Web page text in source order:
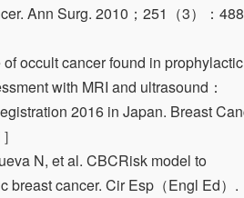
Ann Surg. 2010；251（3）：
occult cancer found in prophylactic
with MRI and ultrasound：
2016 in Japan. Breast
N, et al. CBCRisk model to
breast cancer. Cir Esp（Engl Ed）.